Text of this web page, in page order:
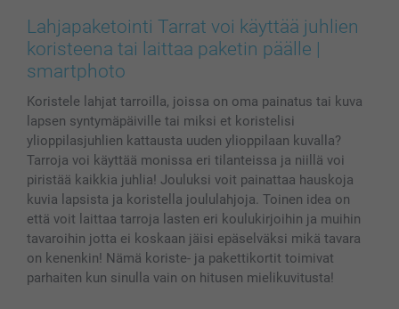
Valokuvat, Julisteet & Taskukirjat
Kännykkä & Tabletti
MyNameBook
Valokuvakehykset & Lisätarvikkeet
Lahjakortti
Kaikki kuvatuotteet
Evästekäytäntö
Sivukartta
Ehdot/takuut
100% tyytyväisyystakuu
smartbonus
Hinnat & maksutavat
Lahjapaketointi Tarrat voi käyttää juhlien
koristeena tai laittaa paketin päälle |
smartphoto
Koristele lahjat tarroilla, joissa on oma painatus tai kuva
lapsen syntymäpäiville tai miksi et koristelisi
ylioppilasjuhlien kattausta uuden ylioppilaan kuvalla?
Tarroja voi käyttää monissa eri tilanteissa ja niillä voi
piristää kaikkia juhlia! Jouluksi voit painattaa hauskoja
kuvia lapsista ja koristella joululahjoja. Toinen idea on
että voit laittaa tarroja lasten eri koulukirjoihin ja muihin
tavaroihin jotta ei koskaan jäisi epäselväksi mikä tavara
on kenenkin! Nämä koriste- ja pakettikortit toimivat
parhaiten kun sinulla vain on hitusen mielikuvitusta!